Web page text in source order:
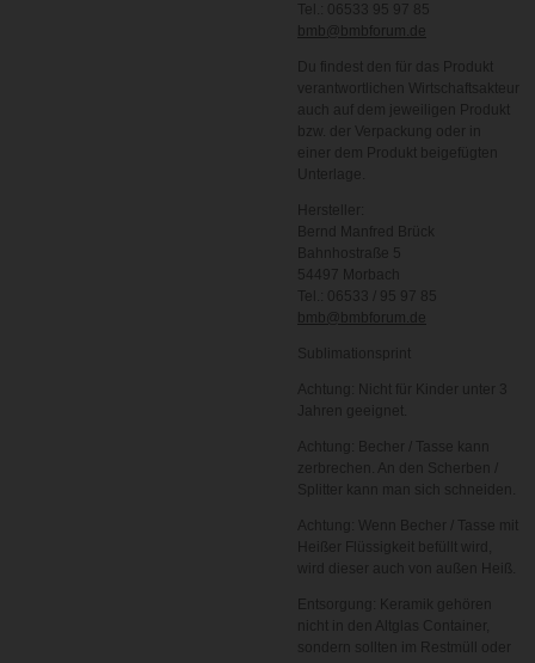
Tel.: 06533 95 97 85
bmb@bmbforum.de
Du findest den für das Produkt
verantwortlichen Wirtschaftsakteur
auch auf dem jeweiligen Produkt
bzw. der Verpackung oder in
einer dem Produkt beigefügten
Unterlage.
Hersteller:
Bernd Manfred Brück
Bahnhostraße 5
54497 Morbach
Tel.: 06533 / 95 97 85
bmb@bmbforum.de
Sublimationsprint
Achtung: Nicht für Kinder unter 3
Jahren geeignet.
Achtung: Becher / Tasse kann
zerbrechen. An den Scherben /
Splitter kann man sich schneiden.
Achtung: Wenn Becher / Tasse mit
Heißer Flüssigkeit befüllt wird,
wird dieser auch von außen Heiß.
Entsorgung: Keramik gehören
nicht in den Altglas Container,
sondern sollten im Restmüll oder